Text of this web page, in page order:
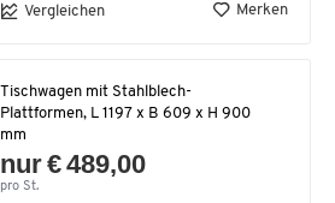
Vergleichen Merken
Tischwagen mit Stahlblech-
Plattformen, L 1197 x B 609 x H 900
mm
nur € 489,00
pro St.